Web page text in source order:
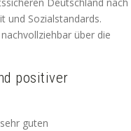
und Sozialstandards.
über die
positiver
guten